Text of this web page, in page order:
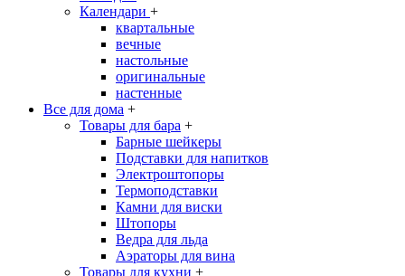
Календари +
квартальные
вечные
настольные
оригинальные
настенные
Все для дома +
Товары для бара +
Барные шейкеры
Подставки для напитков
Электроштопоры
Термоподставки
Камни для виски
Штопоры
Ведра для льда
Аэраторы для вина
Товары для кухни +